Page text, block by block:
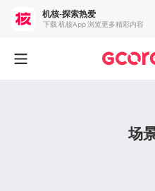
场
机核-探索热爱
下载 机核App 浏览更多精彩内容